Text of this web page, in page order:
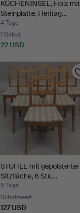
KÜCHENINSEL, Holz mit
Steinplatte, Heritag…
4 Tage
1 Gebot
22 USD
STÜHLE mit gepolsterter
Sitzfläche, 6 Stk.…
5 Tage
Schätzwert
127 USD